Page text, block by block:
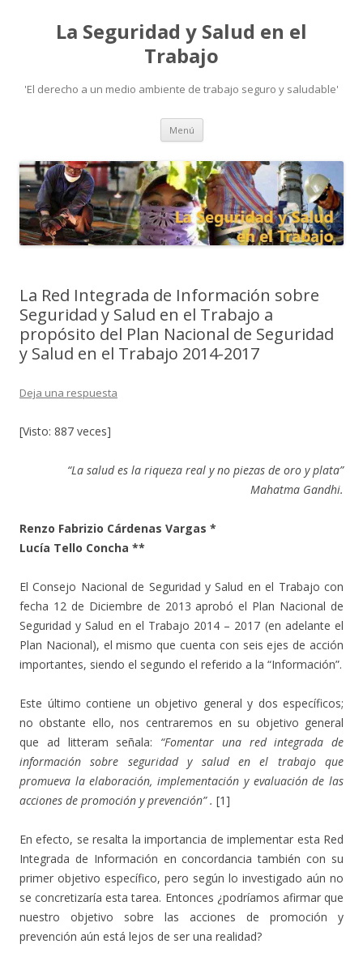
La Seguridad y Salud en el
Trabajo
'El derecho a un medio ambiente de trabajo seguro y saludable'
Menú Ir
contenido
La Red Integrada de Información sobre
Seguridad y Salud en el Trabajo a
propósito del Plan Nacional de Seguridad
y Salud en el Trabajo 2014-2017
Deja una respuesta
[Visto: 887 veces]
“La salud es la riqueza real y no piezas de oro y plata”
Mahatma Gandhi.
Renzo Fabrizio Cárdenas Vargas *
Lucía Tello Concha **
El Consejo Nacional de Seguridad y Salud en el Trabajo con
fecha 12 de Diciembre de 2013 aprobó el Plan Nacional de
Seguridad y Salud en el Trabajo 2014 – 2017 (en adelante el
Plan Nacional), el mismo que cuenta con seis ejes de acción
importantes, siendo el segundo el referido a la “Información”.
Este último contiene un objetivo general y dos específicos;
no obstante ello, nos centraremos en su objetivo general
que ad litteram señala: “Fomentar una red integrada de
información sobre seguridad y salud en el trabajo que
promueva la elaboración, implementación y evaluación de las
acciones de promoción y prevención” . [1]
En efecto, se resalta la importancia de implementar esta Red
Integrada de Información en concordancia también con su
primer objetivo específico, pero según lo investigado aún no
se concretizaría esta tarea. Entonces ¿podríamos afirmar que
nuestro objetivo sobre las acciones de promoción y
prevención aún está lejos de ser una realidad?